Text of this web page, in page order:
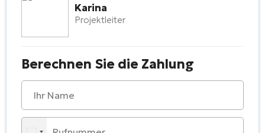
Karina
Projektleiter
Berechnen Sie die Zahlung